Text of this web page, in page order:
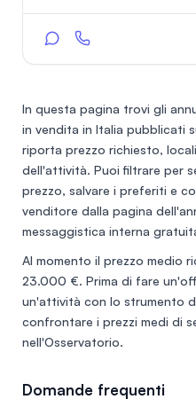
In questa pagina trovi gli
in vendita in Italia pubblicati
riporta prezzo richiesto,
dell'attività. Puoi filtrare per
prezzo, salvare i preferiti e
venditore dalla pagina
messaggistica interna
Al momento il prezzo medio
23.000 €. Prima di fare
un'attività con lo strumento
confrontare i prezzi medi di
nell'Osservatorio.
Domande frequenti